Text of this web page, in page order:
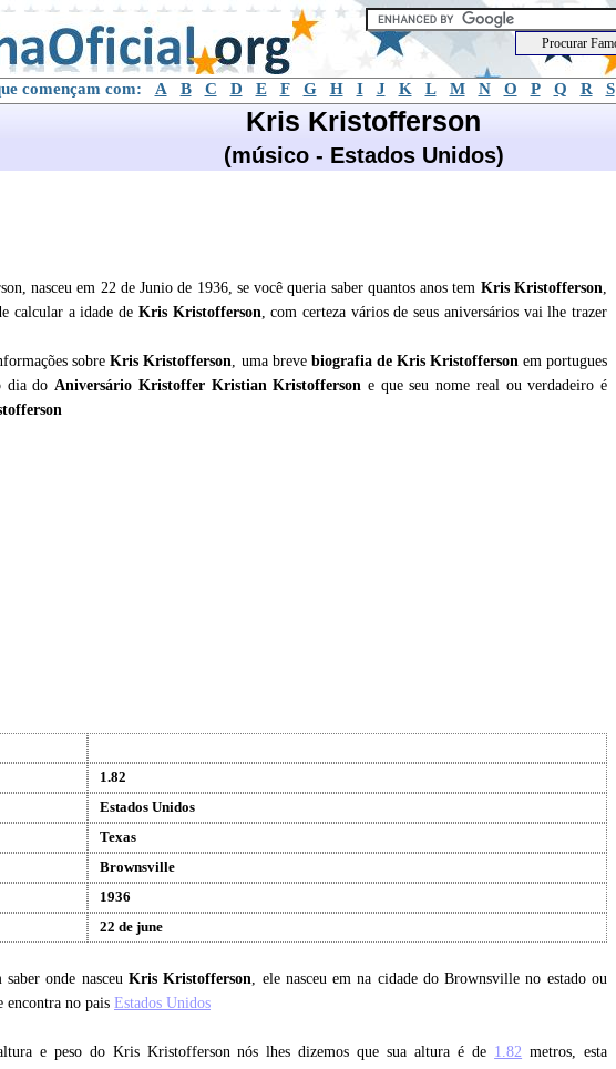
començam com: A B C D E F G H I J K L M N O P Q R S
Kris Kristofferson
(músico - Estados Unidos)
nasceu em 22 de Junio de 1936, se você queria saber quantos anos tem Kris Kristofferson,
calcular a idade de Kris Kristofferson, com certeza vários de seus aniversários vai lhe trazer
sobreKris Kristofferson, uma breve biografia de Kris Kristoffersonem portugues
dia doAniversário Kristoffer Kristian Kristofferson e que seu nome real ou verdadeiro é
1.82
Estados Unidos
Texas
Brownsville
1936
22 de june
saber onde nasceu Kris Kristofferson, ele nasceu em na cidade do Brownsville no estado ou
encontra no pais Estados Unidos
e peso do Kris Kristofferson nós lhes dizemos que sua altura é de 1.82 metros, esta